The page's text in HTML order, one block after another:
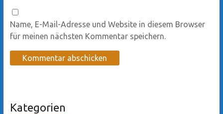
Name, E-Mail-Adresse und Website in diesem Browser
für meinen nächsten Kommentar speichern.
Kategorien